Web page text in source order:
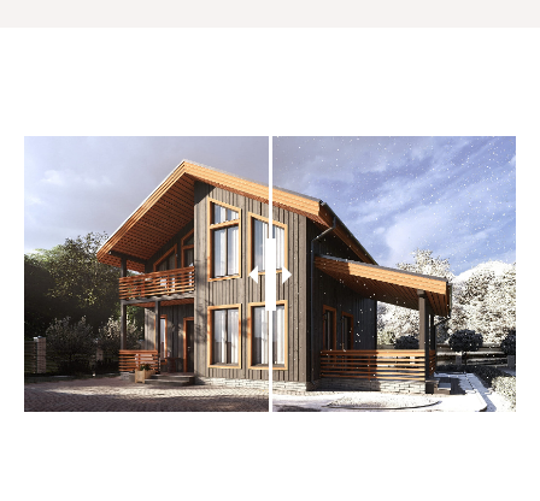
Больше 12 лет мы проектируем и возводим
дома, совершенствуя каждую деталь,
чтобы ваша жизнь за городом была
идеальной. Наши проекты — это результат
неуклонного следования принципам
качества, надежности и заботы о каждом
клиенте.